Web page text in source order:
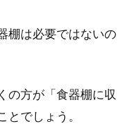
棚は必要ではないの
の方が「食器棚に収
でしょう。